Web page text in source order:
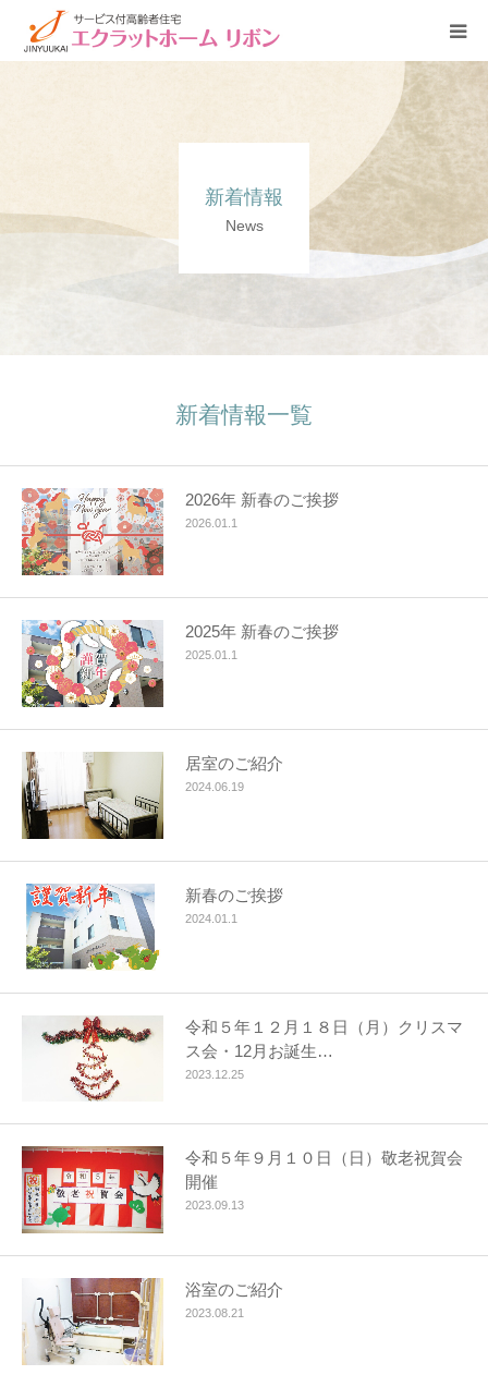
新着情報
News
新着情報一覧
2026年 新春のご挨拶
2026.01.1
2025年 新春のご挨拶
2025.01.1
居室のご紹介
2024.06.19
新春のご挨拶
2024.01.1
令和５年１２月１８日（月）クリスマ
ス会・12月お誕生…
2023.12.25
令和５年９月１０日（日）敬老祝賀会
開催
2023.09.13
浴室のご紹介
2023.08.21
サービス・費用のご案内